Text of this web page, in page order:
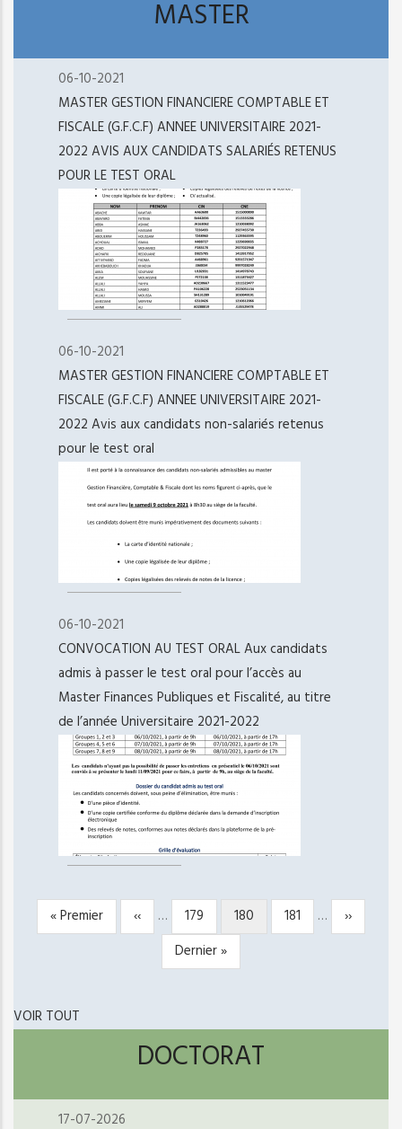
MASTER
06-10-2021
MASTER GESTION FINANCIERE COMPTABLE ET
FISCALE (G.F.C.F) ANNEE UNIVERSITAIRE 2021-
2022 AVIS AUX CANDIDATS SALARIÉS RETENUS
POUR LE TEST ORAL
06-10-2021
MASTER GESTION FINANCIERE COMPTABLE ET
FISCALE (G.F.C.F) ANNEE UNIVERSITAIRE 2021-
2022 Avis aux candidats non-salariés retenus
pour le test oral
06-10-2021
CONVOCATION AU TEST ORAL Aux candidats
admis à passer le test oral pour l’accès au
Master Finances Publiques et Fiscalité, au titre
de l’année Universitaire 2021-2022
PAGINATION
Première
page
« Premier
Page
précédente
‹‹ … Page
179
Page
courante
180 Page
181 …
Page
suivante
››
Dernière
page
Dernier »
VOIR TOUT
DOCTORAT
17-07-2026